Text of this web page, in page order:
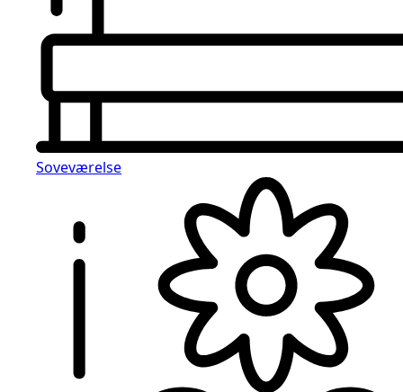
Soveværelse